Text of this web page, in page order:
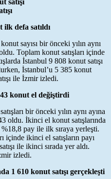
ilk defa satıldı
sayısı bir önceki yılın aynı
Toplam konut satışları içinde
İstanbul 9 808 konut satışı
İstanbul’u 5 385 konut
ile İzmir izledi.
konut el değiştirdi
bir önceki yılın aynı ayına
oldu. İkinci el konut satışlarında
pay ile ilk sıraya yerleşti.
içinde ikinci el satışların payı
ile ikinci sırada yer aldı.
izledi.
1 610 konut satışı gerçekleşti